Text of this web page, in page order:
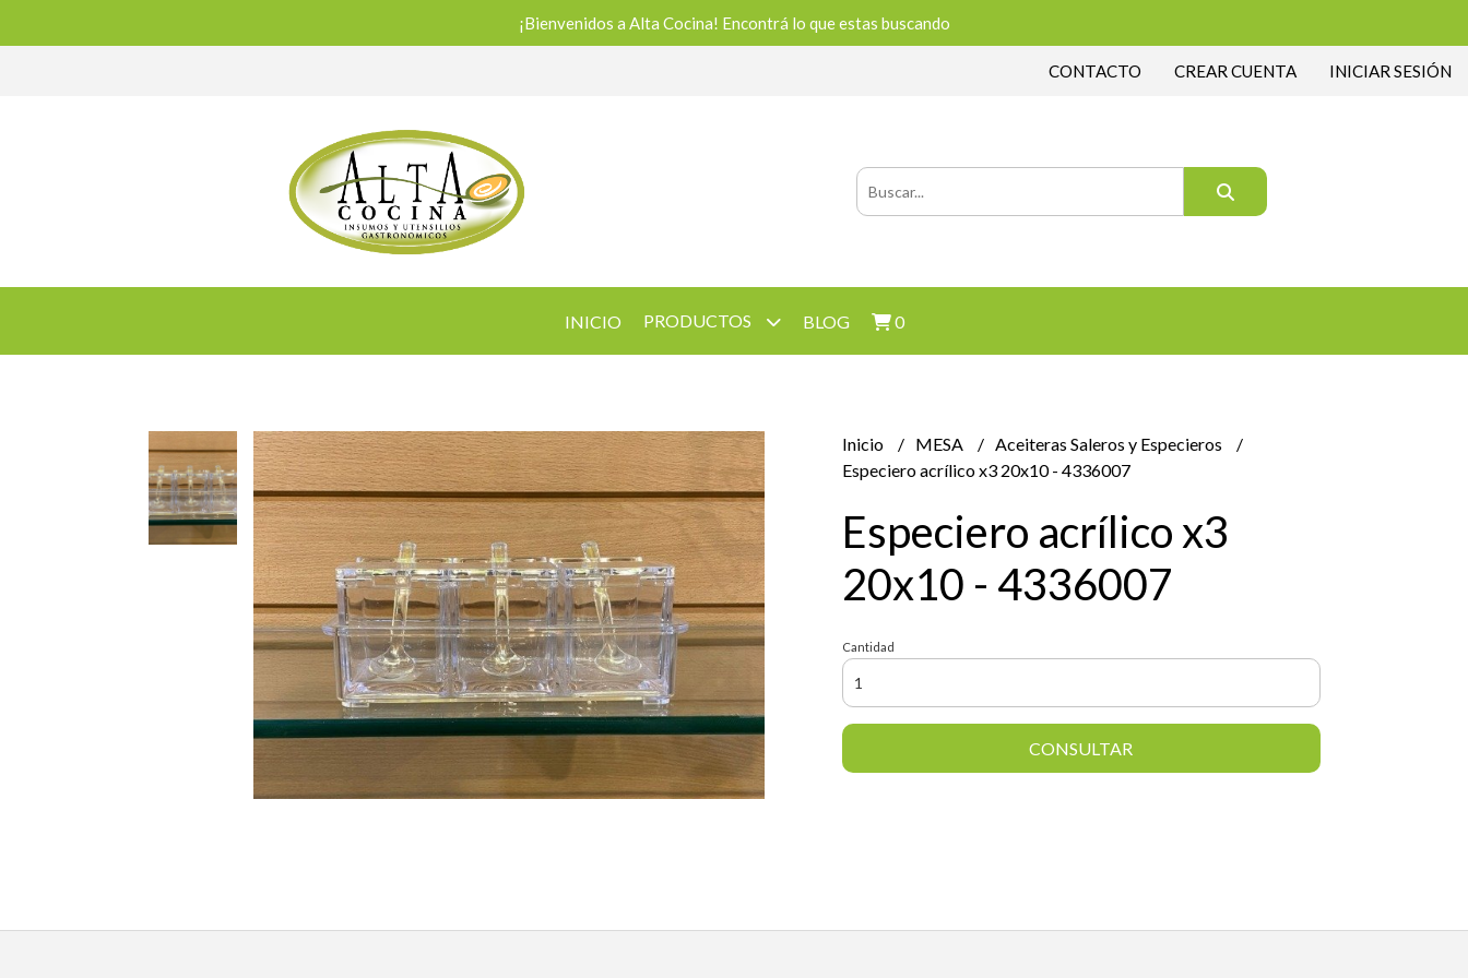
¡Bienvenidos a Alta Cocina! Encontrá lo que estas buscando
CONTACTO CREAR CUENTA INICIAR SESIÓN
INICIO PRODUCTOS BLOG 0
Inicio MESA
Aceiteras Saleros y Especieros
Especiero acrílico x3 20x10 - 4336007
Especiero acrílico x3
20x10 - 4336007
Cantidad
CONSULTAR